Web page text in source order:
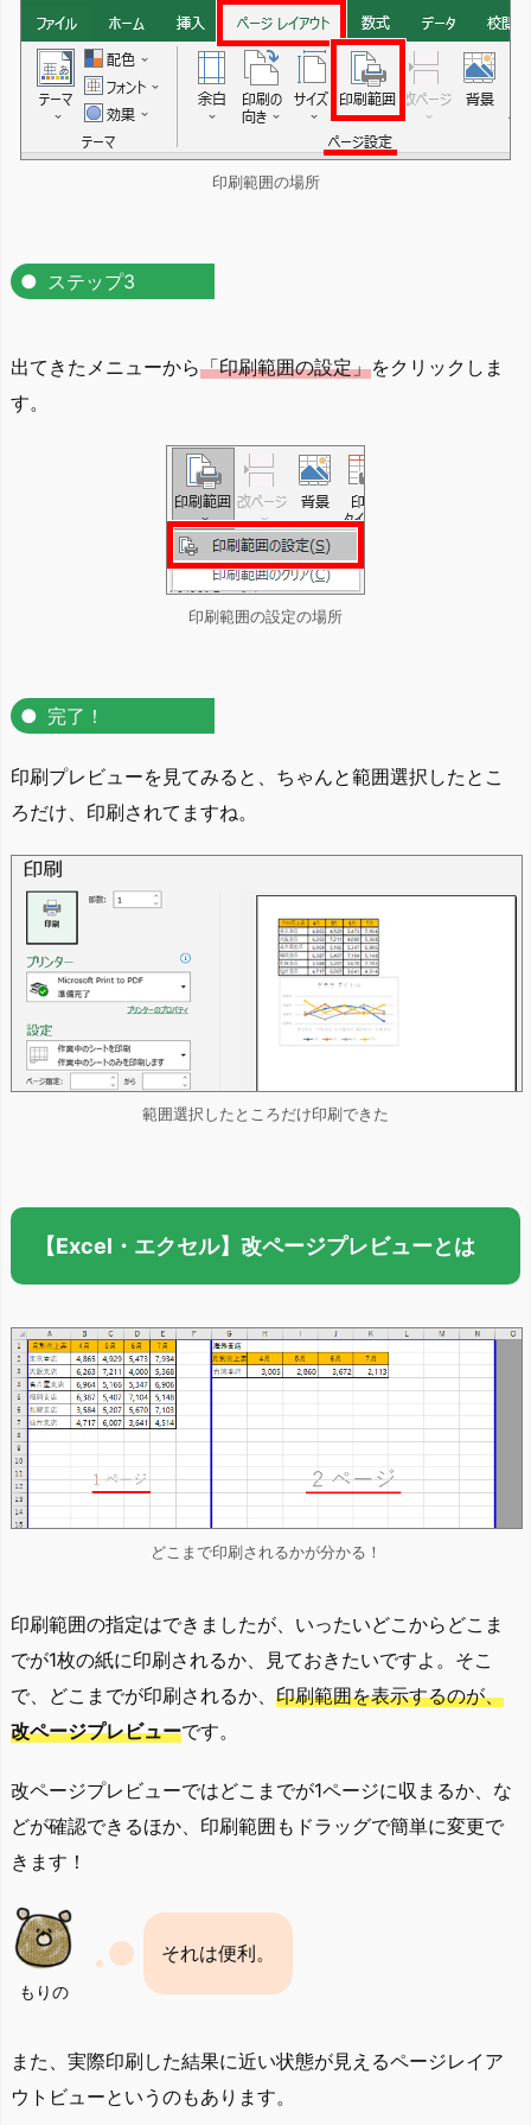
印刷範囲の場所
ステップ3
出てきたメニューから「印刷範囲の設定」をクリックしま
す。
印刷範囲の設定の場所
完了！
印刷プレビューを見てみると、ちゃんと範囲選択したとこ
ろだけ、印刷されてますね。
範囲選択したところだけ印刷できた
【Excel・エクセル】改ページプレビューとは
どこまで印刷されるかが分かる！
印刷範囲の指定はできましたが、いったいどこからどこま
でが1枚の紙に印刷されるか、見ておきたいですよ。そこ
で、どこまでが印刷されるか、 印刷範囲を表示するのが、
改ページプレビューです。
改ページプレビューではどこまでが1ページに収まるか、な
どが確認できるほか、印刷範囲もドラッグで簡単に変更で
きます！
もりの
それは便利。
また、実際印刷した結果に近い状態が見えるページレイア
ウトビューというのもあります。